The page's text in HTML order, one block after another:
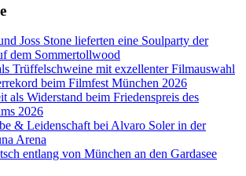
Joss Stone lieferten eine Soulparty der
dem Sommertollwood
Trüffelschweine mit exzellenter Filmauswahl
beim Filmfest München 2026
als Widerstand beim Friedenspreis des
2026
& Leidenschaft bei Alvaro Soler in der
Arena
entlang von München an den Gardasee